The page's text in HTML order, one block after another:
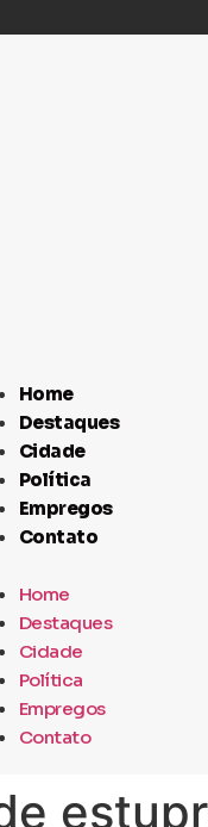
Home
Destaques
Cidade
Política
Empregos
Contato
Home
Destaques
Cidade
Política
Empregos
Contato